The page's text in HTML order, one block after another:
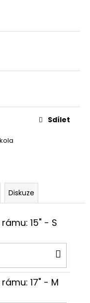
Sdílet
Diskuze
15" - S
17" - M